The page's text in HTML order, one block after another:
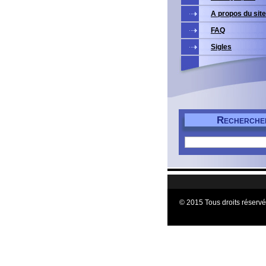
A propos du site
FAQ
Sigles
R
© 2015 Tous droits